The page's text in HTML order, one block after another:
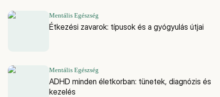
Mentális Egészség
Étkezési zavarok: típusok és a gyógyulás útjai
Mentális Egészség
ADHD minden életkorban: tünetek, diagnózis és
kezelés